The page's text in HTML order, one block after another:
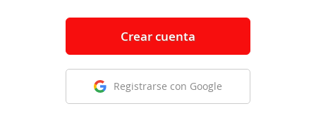
Crear cuenta
Registrarse con Google